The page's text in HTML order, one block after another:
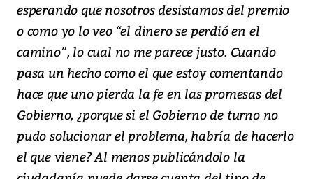
esperando que nosotros desistamos del premio
o como yo lo veo “el dinero se perdió en el
camino”, lo cual no me parece justo. Cuando
pasa un hecho como el que estoy comentando
hace que uno pierda la fe en las promesas del
Gobierno, ¿porque si el Gobierno de turno no
pudo solucionar el problema, habría de hacerlo
el que viene? Al menos publicándolo la